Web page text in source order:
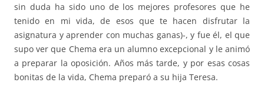
sin duda ha sido uno de los mejores profesores que he
tenido en mi vida, de esos que te hacen disfrutar la
asignatura y aprender con muchas ganas)-, y fue él, el que
supo ver que Chema era un alumno excepcional y le animó
a preparar la oposición. Años más tarde, y por esas cosas
bonitas de la vida, Chema preparó a su hija Teresa.